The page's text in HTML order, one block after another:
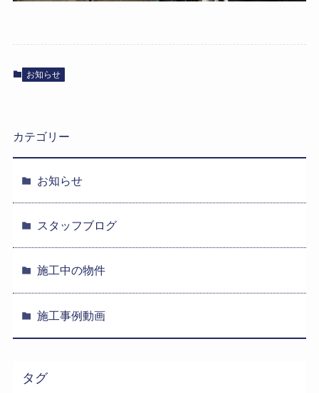
お知らせ
カテゴリー
お知らせ
スタッフブログ
施工中の物件
施工事例動画
タグ